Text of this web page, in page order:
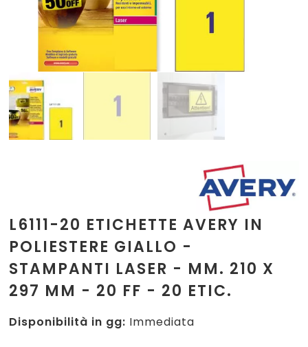
L6111-20 ETICHETTE AVERY IN
POLIESTERE GIALLO -
STAMPANTI LASER - MM. 210 X
297 MM - 20 FF - 20 ETIC.
Disponibilità in gg: Immediata